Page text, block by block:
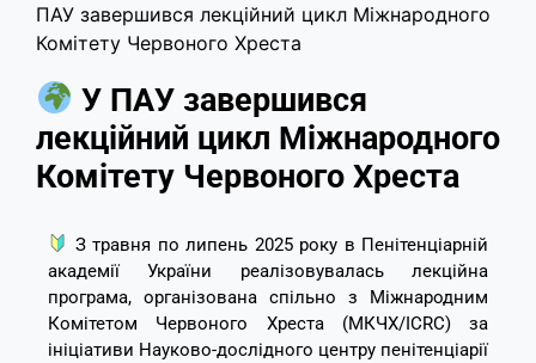
ПАУ завершився лекційний цикл Міжнародного
Комітету Червоного Хреста
У ПАУ завершився
лекційний цикл Міжнародного
Комітету Червоного Хреста
З травня по липень 2025 року в Пенітенціарній
академії України реалізовувалась лекційна
програма, організована спільно з Міжнародним
Комітетом Червоного Хреста (МКЧХ/ICRC) за
ініціативи Науково-дослідного центру пенітенціарії